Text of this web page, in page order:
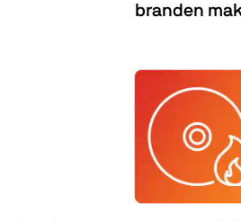
branden